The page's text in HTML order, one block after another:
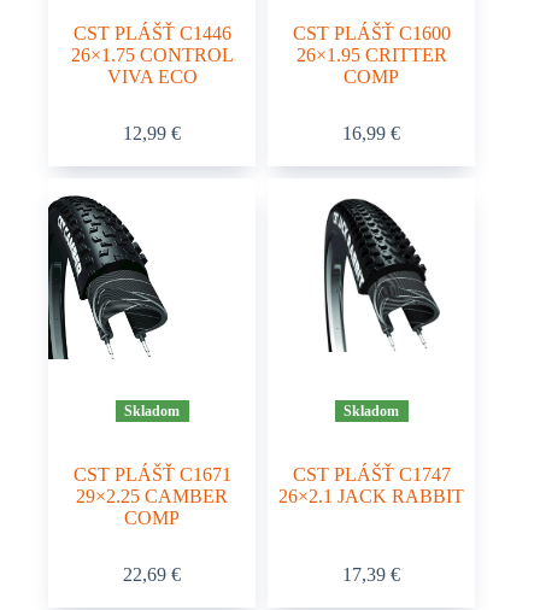
CST PLÁŠŤ C1446
26×1.75 CONTROL
VIVA ECO
12,99€
CST PLÁŠŤ C1600
26×1.95 CRITTER
COMP
16,99€
Skladom
CST PLÁŠŤ C1671
29×2.25 CAMBER
COMP
22,69€
Skladom
CST PLÁŠŤ C1747
26×2.1 JACK RABBIT
17,39€